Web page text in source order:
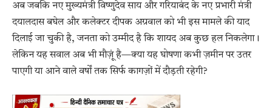
अब जबकि नए मुख्यमंत्री विष्णुदेव साय और गरियाबंद के नए प्रभारी मंत्री
दयालदास बघेल और कलेक्टर दीपक अग्रवाल को भी इस मामले की याद
दिलाई जा चुकी है, जनता को उम्मीद है कि शायद अब कुछ हल निकलेगा।
लेकिन यह सवाल अब भी मौज़ूं है—क्या यह घोषणा कभी ज़मीन पर उतर
पाएगी या आने वाले वर्षों तक सिर्फ कागज़ों में दौड़ती रहेगी?